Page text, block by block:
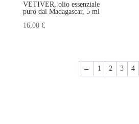
VETIVER, olio essenziale
puro dal Madagascar, 5 ml
16,00 €
← 1 2 3 4